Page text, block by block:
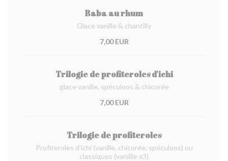
Baba au rhum
Glace vanille & chantilly
7,00 EUR
Trilogie de profiteroles d'ichi
glace vanille, spéculoos & chicorée
7,00 EUR
Trilogie de profiteroles
Profiteroles d'ichi (vanille, chicorée, spéculoos) ou
classiques (vanillle x3)